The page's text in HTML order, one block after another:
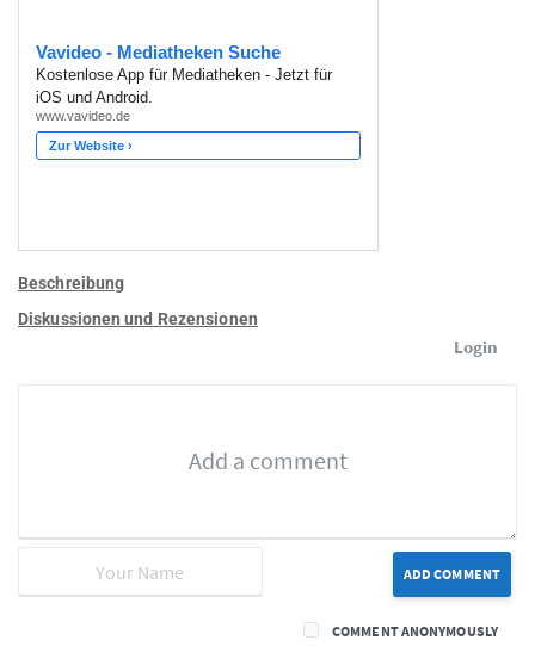
Beschreibung
Diskussionen und Rezensionen
Login
ADD COMMENT
COMMENT ANONYMOUSLY